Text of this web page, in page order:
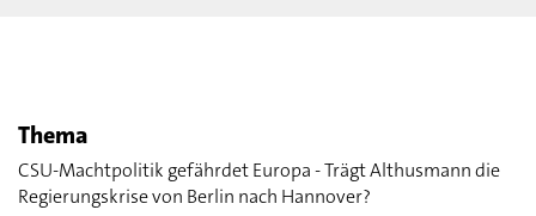
Thema
CSU-Machtpolitik gefährdet Europa - Trägt Althusmann die
Regierungskrise von Berlin nach Hannover?